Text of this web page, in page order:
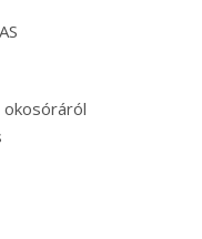
okosóráról